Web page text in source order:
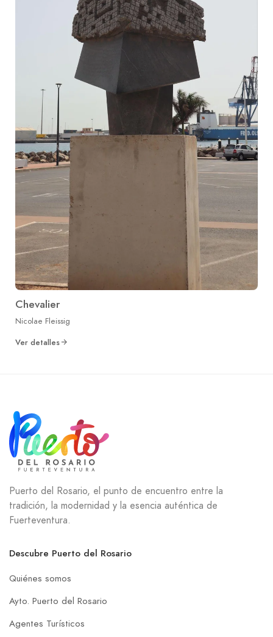
Chevalier
Nicolae Fleissig
Ver detalles
Puerto del Rosario, el punto de encuentro entre la
tradición, la modernidad y la esencia auténtica de
Fuerteventura.
Descubre Puerto del Rosario
Quiénes somos
Ayto. Puerto del Rosario
Agentes Turísticos